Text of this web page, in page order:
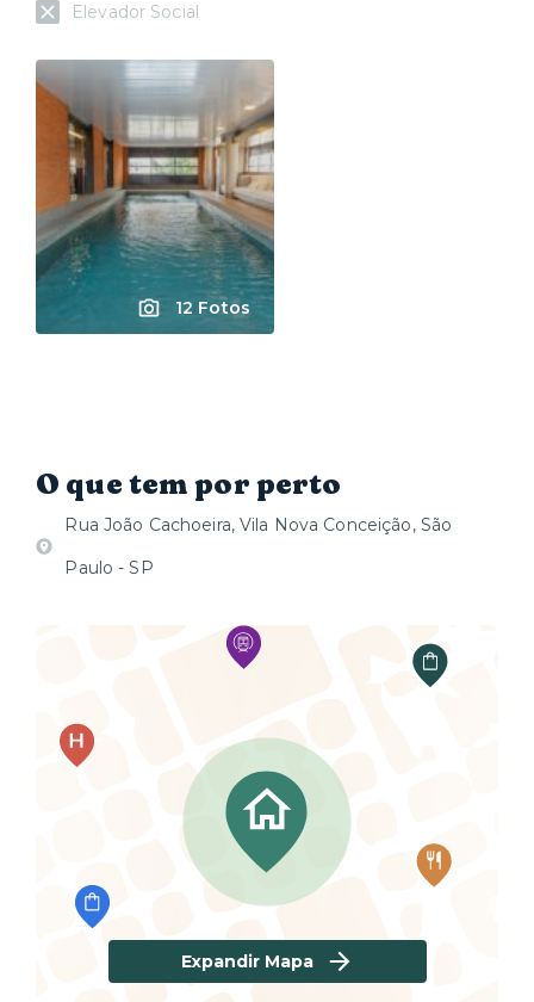
Elevador Social
12 Fotos
O que tem por perto
Rua João Cachoeira, Vila Nova Conceição, São
Paulo - SP
Expandir Mapa